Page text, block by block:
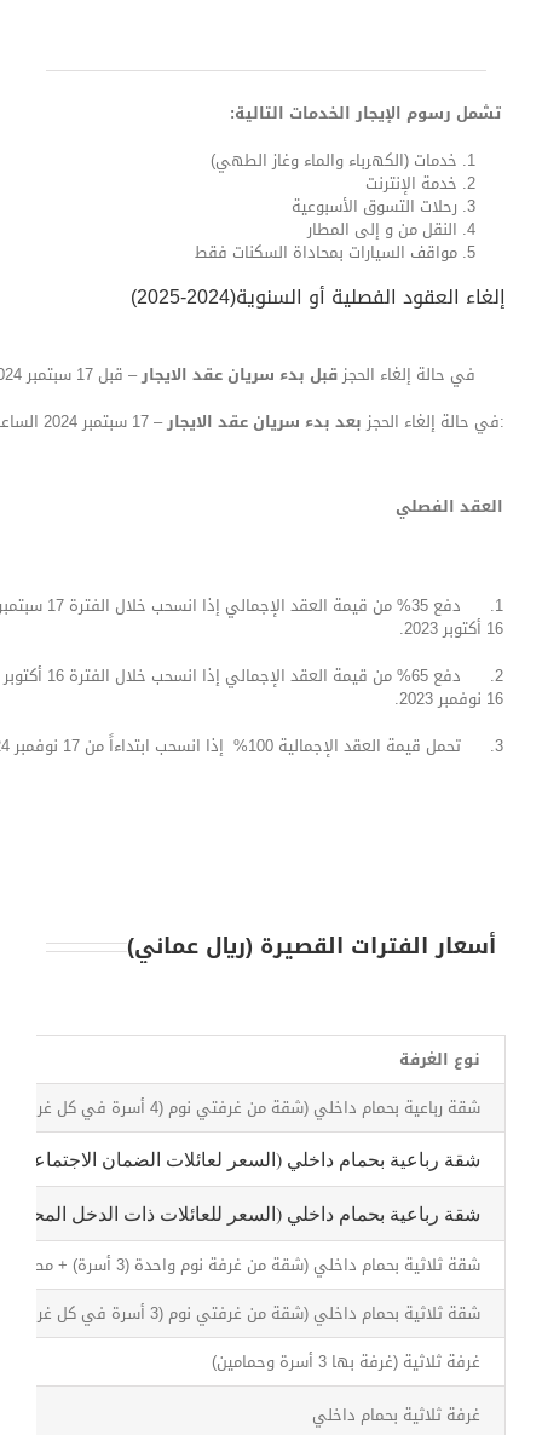
تشمل رسوم الإيجار الخدمات التالية:
خدمات (الكهرباء والماء وغاز الطهي)
خدمة الإنترنت
رحلات التسوق الأسبوعية
النقل من و إلى المطار
مواقف السيارات بمحاداة السكنات فقط
إلغاء العقود الفصلية أو السنوية(2024-2025)
في حالة إلغاء الحجز قبل بدء سريان عقد الايجار– قبل 17 سبتمبر 2024 –
:في حالة إلغاء الحجز بعد بدء سريان عقد الايجار– 17 سبتمبر 2024 الساعة 2 ظهراً –
العقد الفصلي
16 أكتوبر 2023.
16 نوفمبر 2023.
3. تحمل قيمة العقد الإجمالية 100% إذا انسحب ابتداءاً من 17 نوفمبر 2024 .
أسعار الفترات القصيرة (ريال عماني)
نوع الغرفة
شقة رباعية بحمام داخلي (شقة من غرفتي نوم (4 أسرة في كل غرفة) + مطبخ + غرفة معيشة)
شقة رباعية بحمام داخلي (السعر لعائلات الضمان الاجتماعية)
شقة رباعية بحمام داخلي (السعر للعائلات ذات الدخل المحدود)
شقة ثلاثية بحمام داخلي (شقة من غرفة نوم واحدة (3 أسرة) + مطبخ + غرفة معيشة)
شقة ثلاثية بحمام داخلي (شقة من غرفتي نوم (3 أسرة في كل غرفة) + مطبخ + غرفة معيشة)
غرفة ثلاثية (غرفة بها 3 أسرة وحمامين)
غرفة ثلاثية بحمام داخلي